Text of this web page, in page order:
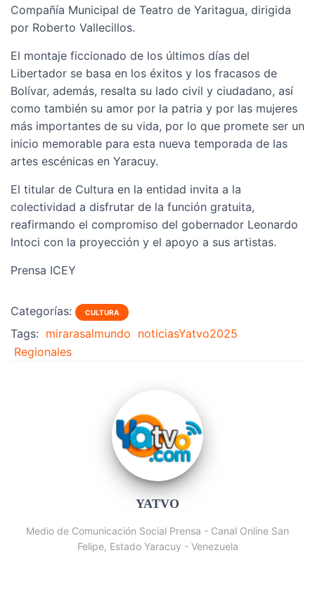
Compañía Municipal de Teatro de Yaritagua, dirigida
por Roberto Vallecillos.
El montaje ficcionado de los últimos días del
Libertador se basa en los éxitos y los fracasos de
Bolívar, además, resalta su lado civil y ciudadano, así
como también su amor por la patria y por las mujeres
más importantes de su vida, por lo que promete ser un
inicio memorable para esta nueva temporada de las
artes escénicas en Yaracuy.
El titular de Cultura en la entidad invita a la
colectividad a disfrutar de la función gratuita,
reafirmando el compromiso del gobernador Leonardo
Intoci con la proyección y el apoyo a sus artistas.
Prensa ICEY
Categorías: CULTURA
Tags: mirarasalmundo noticiasYatvo2025
Regionales
YATVO
Medio de Comunicación Social Prensa - Canal Online San
Felipe, Estado Yaracuy - Venezuela